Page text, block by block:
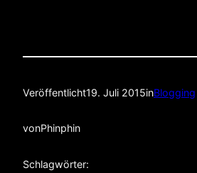
Veröffentlicht19. Juli 2015inBlogging
vonPhinphin
Schlagwörter: